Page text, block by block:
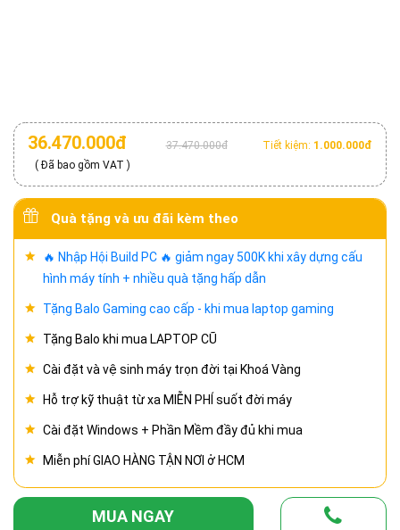
36.470.000đ
( Đã bao gồm VAT )
37.470.000đ Tiết kiệm: 1.000.000đ
Quà tặng và ưu đãi kèm theo
🔥 Nhập Hội Build PC 🔥 giảm ngay 500K khi xây dựng cấu
hình máy tính + nhiều quà tặng hấp dẫn
Tặng Balo Gaming cao cấp - khi mua laptop gaming
Tặng Balo khi mua LAPTOP CŨ
Cài đặt và vệ sinh máy trọn đời tại Khoá Vàng
Hỗ trợ kỹ thuật từ xa MIỄN PHÍ suốt đời máy
Cài đặt Windows + Phần Mềm đầy đủ khi mua
Miễn phí GIAO HÀNG TẬN NƠI ở HCM
MUA NGAY